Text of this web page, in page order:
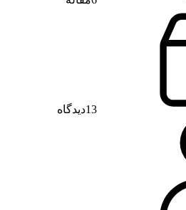
13دیدگاه